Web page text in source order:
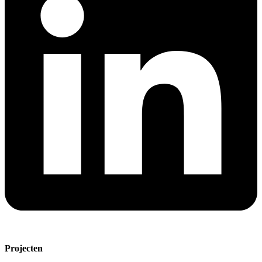
Projecten